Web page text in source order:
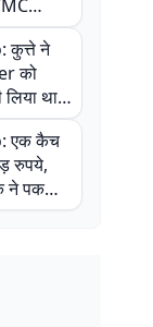
पीटा,
कुत्ते ने
को
था,
से पहले
एक कैच
रुपये,
ने पकड़ा
का कैच